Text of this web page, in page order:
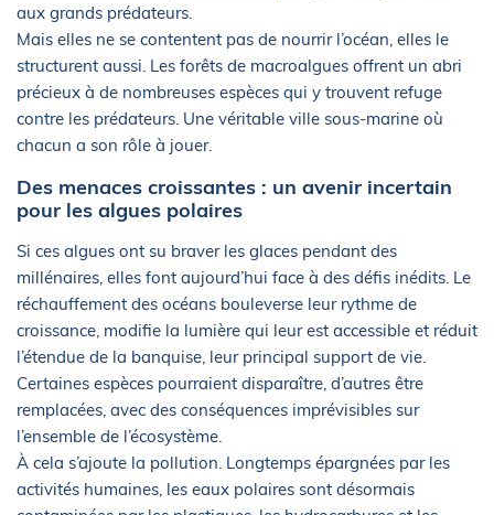
aux grands prédateurs.
Mais elles ne se contentent pas de nourrir l’océan, elles le
structurent aussi. Les forêts de macroalgues offrent un abri
précieux à de nombreuses espèces qui y trouvent refuge
contre les prédateurs. Une véritable ville sous-marine où
chacun a son rôle à jouer.
Des menaces croissantes : un avenir incertain
pour les algues polaires
Si ces algues ont su braver les glaces pendant des
millénaires, elles font aujourd’hui face à des défis inédits. Le
réchauffement des océans bouleverse leur rythme de
croissance, modifie la lumière qui leur est accessible et réduit
l’étendue de la banquise, leur principal support de vie.
Certaines espèces pourraient disparaître, d’autres être
remplacées, avec des conséquences imprévisibles sur
l’ensemble de l’écosystème.
À cela s’ajoute la pollution. Longtemps épargnées par les
activités humaines, les eaux polaires sont désormais